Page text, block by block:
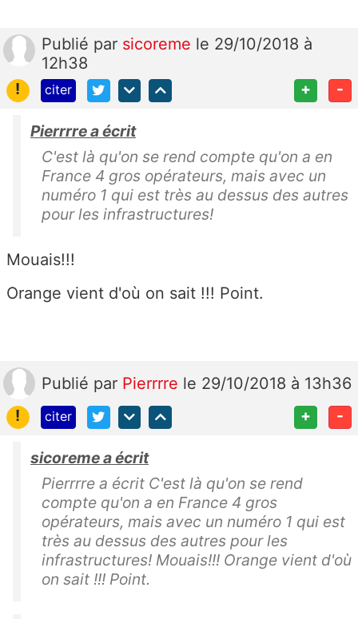
Publié par sicoreme le 29/10/2018 à
12h38
!
citer + -
Pierrrre a écrit
C'est là qu'on se rend compte qu'on a en
France 4 gros opérateurs, mais avec un
numéro 1 qui est très au dessus des autres
pour les infrastructures!
Mouais!!!
Orange vient d'où on sait !!! Point.
Publié par Pierrrre le 29/10/2018 à 13h36
!
citer + -
sicoreme a écrit
Pierrrre a écrit C'est là qu'on se rend
compte qu'on a en France 4 gros
opérateurs, mais avec un numéro 1 qui est
très au dessus des autres pour les
infrastructures! Mouais!!! Orange vient d'où
on sait !!! Point.